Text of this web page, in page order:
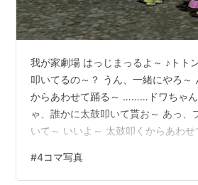
我が家劇場 はっじまっるよ～ ♪トト
叩いてるの～？ うん、一緒にやろ
からあわせて踊る～ ………ドワちゃん
ゃ、誰かに太鼓叩いて貰お～ あっ、
いて～ いいよ～ 太鼓叩くからあわせ
う一回最初から始めるよ～ せ～のっ
た～ ちゃんと合わせられたね～ ～
#4コマ写真